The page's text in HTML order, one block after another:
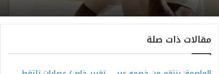
مقالات ذات صلة